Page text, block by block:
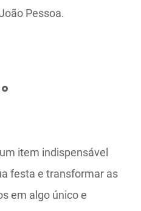
Pessoa.
item indispensável
festa e transformar as
em algo único e